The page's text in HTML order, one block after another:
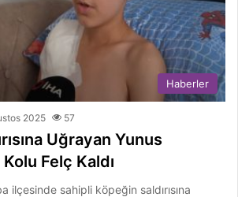
Haberler
2025 57
Uğrayan Yunus
Felç Kaldı
ilçesinde sahipli köpeğin saldırısına